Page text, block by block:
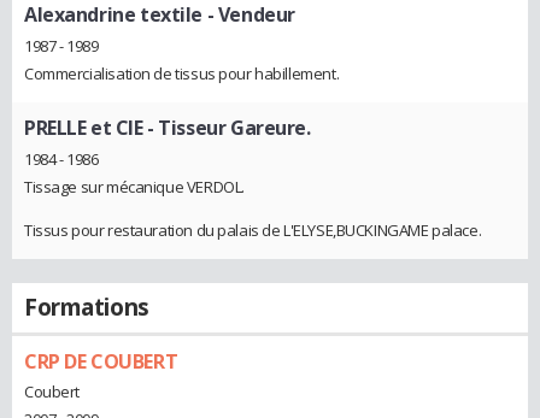
Alexandrine textile - Vendeur
1987 - 1989
Commercialisation de tissus pour habillement.
PRELLE et CIE- Tisseur Gareure.
1984 - 1986
Tissage sur mécanique VERDOL.
Tissus pour restauration du palais de L'ELYSE,BUCKINGAME palace.
Formations
CRP DE COUBERT
Coubert